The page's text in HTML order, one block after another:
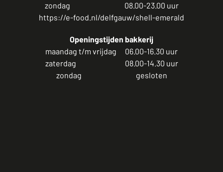
zondag
08.00-23.00 uur
https://e-food.nl/delfgauw/shell-emerald
Openingstijden bakkerij
maandag t/m vrijdag
06.00-16.30 uur
zaterdag
08.00-14.30 uur
zondag
gesloten